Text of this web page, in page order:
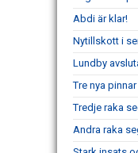
Abdi är klar!
Nytillskott i
Lundby
Tre nya
Tredje raka
Andra raka